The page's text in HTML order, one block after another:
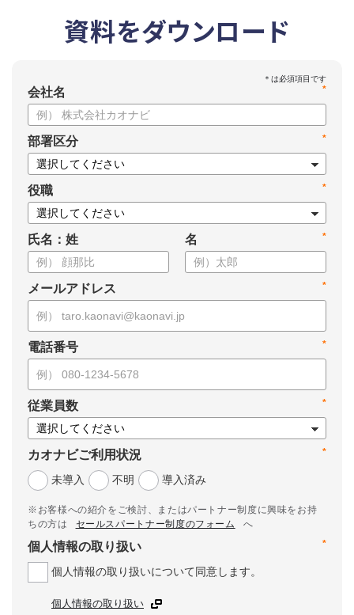
資料をダウンロード
*
会社名
*
部署区分
*
役職
氏名：姓 *
名
*
メールアドレス
*
電話番号
*
従業員数
*
カオナビご利用状況
未導入
不明 導入済み
※お客様への紹介をご検討、またはパートナー制度に興味をお持
ちの方は
セールスパートナー制度のフォーム
へ
*
個人情報の取り扱い
個人情報の取り扱いについて同意します。
個人情報の取り扱い